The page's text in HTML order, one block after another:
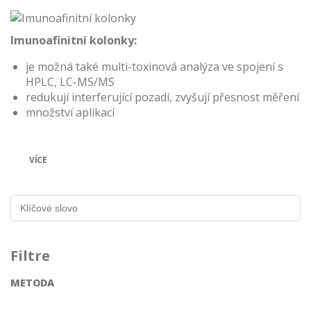
Imunoafinitní kolonky:
je možná také multi-toxinová analýza ve spojení s
HPLC, LC-MS/MS
redukují interferující pozadí, zvyšují přesnost měření
množství aplikací​​​​
VÍCE
Filtre
METODA